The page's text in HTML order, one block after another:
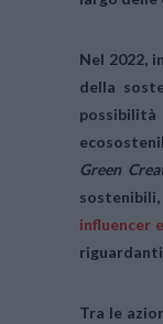
Nel 2022,
della
Green
influencer
Tra le